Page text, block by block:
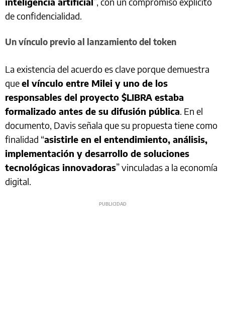
de confidencialidad.
Un vínculo previo al lanzamiento del token
La existencia del acuerdo es clave porque demuestra
queel vínculo entre Milei y uno de los
responsables del proyecto $LIBRA estaba
formalizado antes de su difusión pública. En el
documento, Davis señala que su propuesta tiene como
finalidad “asistirle en el entendimiento, análisis,
implementación y desarrollo de soluciones
tecnológicas innovadoras” vinculadas a la economía
digital.